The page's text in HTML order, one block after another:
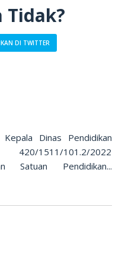
Tidak?
DI TWITTER
Dinas Pendidikan
420/1511/101.2/2022
Satuan Pendidikan...